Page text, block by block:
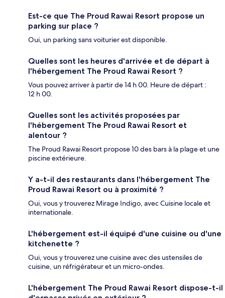
Est-ce que The Proud Rawai Resort propose un
parking sur place ?
Oui, un parking sans voiturier est disponible.
Quelles sont les heures d'arrivée et de départ à
l'hébergement The Proud Rawai Resort ?
Vous pouvez arriver à partir de 14 h 00. Heure de départ :
12 h 00.
Quelles sont les activités proposées par
l'hébergement The Proud Rawai Resort et
alentour ?
The Proud Rawai Resort propose 10 des bars à la plage et une
piscine extérieure.
Y a-t-il des restaurants dans l'hébergement The
Proud Rawai Resort ou à proximité ?
Oui, vous y trouverez Mirage Indigo, avec Cuisine locale et
internationale.
L'hébergement est-il équipé d'une cuisine ou d'une
kitchenette ?
Oui, vous y trouverez une cuisine avec des ustensiles de
cuisine, un réfrigérateur et un micro-ondes.
L'hébergement The Proud Rawai Resort dispose-t-il